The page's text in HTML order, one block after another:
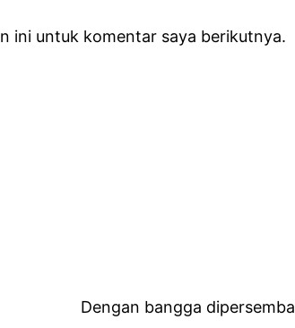
ini untuk komentar saya berikutnya.
Dengan bangga